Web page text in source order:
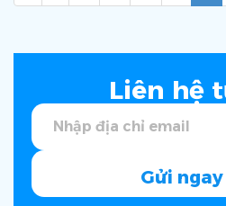
Liên hệ
Gửi ngay